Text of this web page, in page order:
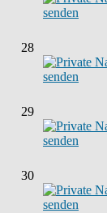
28
29
30